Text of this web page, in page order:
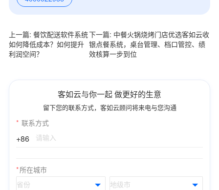
上一篇: 餐饮配送软件系统
如何降低成本？如何提升
利润空间？
下一篇: 中餐火锅烧烤门店优选客如云收
银点餐系统，桌台管理、档口管控、绩
效核算一步到位
客如云与你一起 做更好的生意
留下您的联系方式，客如云顾问将来电与您沟通
* 联系方式
+86
*所在城市